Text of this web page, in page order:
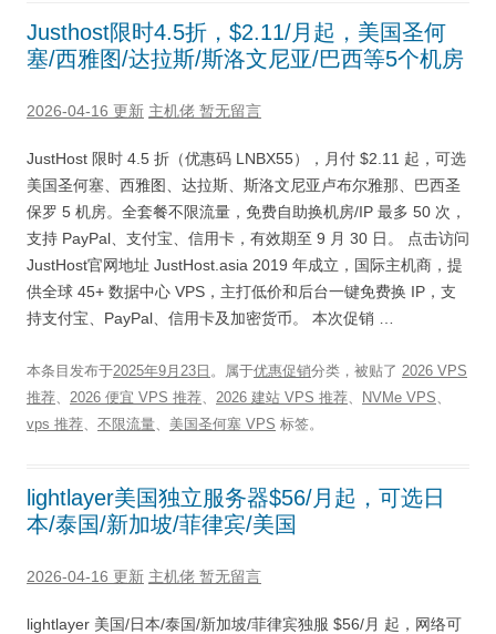
Justhost限时4.5折，$2.11/月起，美国圣何
塞/西雅图/达拉斯/斯洛文尼亚/巴西等5个机房
2026-04-16 更新 主机佬 暂无留言
JustHost 限时 4.5 折（优惠码 LNBX55），月付 $2.11 起，可选
美国圣何塞、西雅图、达拉斯、斯洛文尼亚卢布尔雅那、巴西圣
保罗 5 机房。全套餐不限流量，免费自助换机房/IP 最多 50 次，
支持 PayPal、支付宝、信用卡，有效期至 9 月 30 日。 点击访问
JustHost官网地址 JustHost.asia 2019 年成立，国际主机商，提
供全球 45+ 数据中心 VPS，主打低价和后台一键免费换 IP，支
持支付宝、PayPal、信用卡及加密货币。 本次促销 …
本条目发布于2025年9月23日 。属于优惠促销分类，被贴了 2026 VPS
推荐、 2026 便宜 VPS 推荐、 2026 建站 VPS 推荐、 NVMe VPS、
vps 推荐、 不限流量、 美国圣何塞 VPS 标签。
lightlayer美国独立服务器$56/月起，可选日
本/泰国/新加坡/菲律宾/美国
2026-04-16 更新 主机佬 暂无留言
lightlayer 美国/日本/泰国/新加坡/菲律宾独服 $56/月 起，网络可